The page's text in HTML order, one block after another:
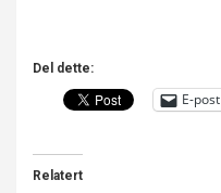
Del dette:
E-post
Relatert